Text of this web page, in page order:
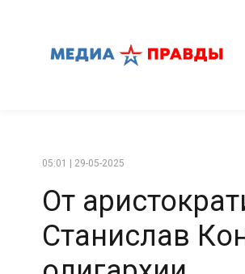
05:01 | 29-05-2025
От
Станислав